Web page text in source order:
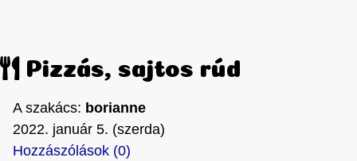
Pizzás, sajtos rúd
A szakács: borianne
2022. január 5. (szerda)
Hozzászólások (0)